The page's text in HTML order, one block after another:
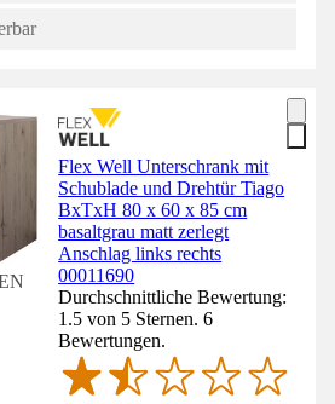
Flex Well Unterschrank mit
Schublade und Drehtür Tiago
BxTxH 80 x 60 x 85 cm
basaltgrau matt zerlegt
Anschlag links rechts
00011690
Durchschnittliche Bewertung:
1.5 von 5 Sternen. 6
Bewertungen.